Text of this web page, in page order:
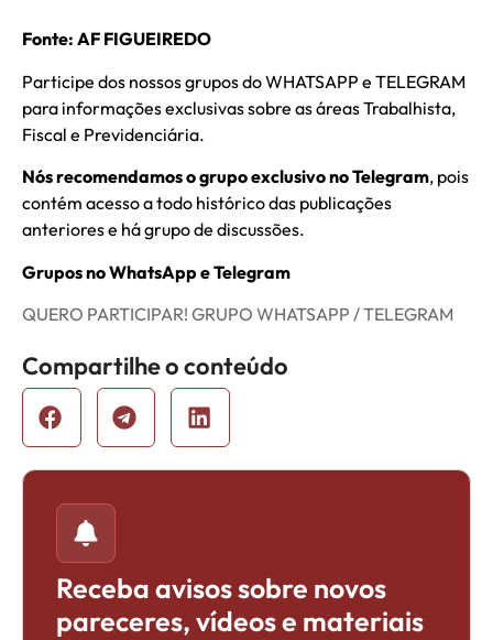
Fonte: AF FIGUEIREDO
Participe dos nossos grupos do WHATSAPP e TELEGRAM
para informações exclusivas sobre as áreas Trabalhista,
Fiscal e Previdenciária.
Nós recomendamos o grupo exclusivo no Telegram, pois
contém acesso a todo histórico das publicações
anteriores e há grupo de discussões.
Grupos no WhatsApp e Telegram
QUERO PARTICIPAR! GRUPO WHATSAPP / TELEGRAM
Compartilhe o conteúdo
Receba avisos sobre novos
pareceres, vídeos e materiais